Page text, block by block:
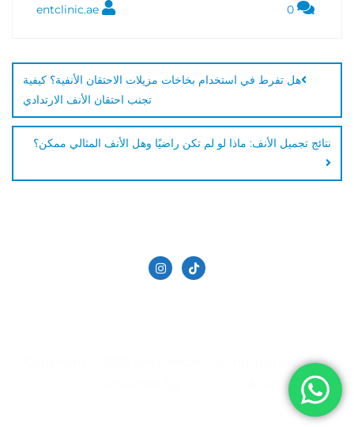
هل تفرط في استخدام بخاخات مزيلات الاحتقان الأنفية؟ كيفية
تجنب احتقان الأنف الارتدادي
نتائج تجميل الأنف: ماذا لو لم تكن راضيًا وهل الأنف المثالي ممكن؟
Copyright ©2026 entclinic.ae . All rights reserved.
Designed by